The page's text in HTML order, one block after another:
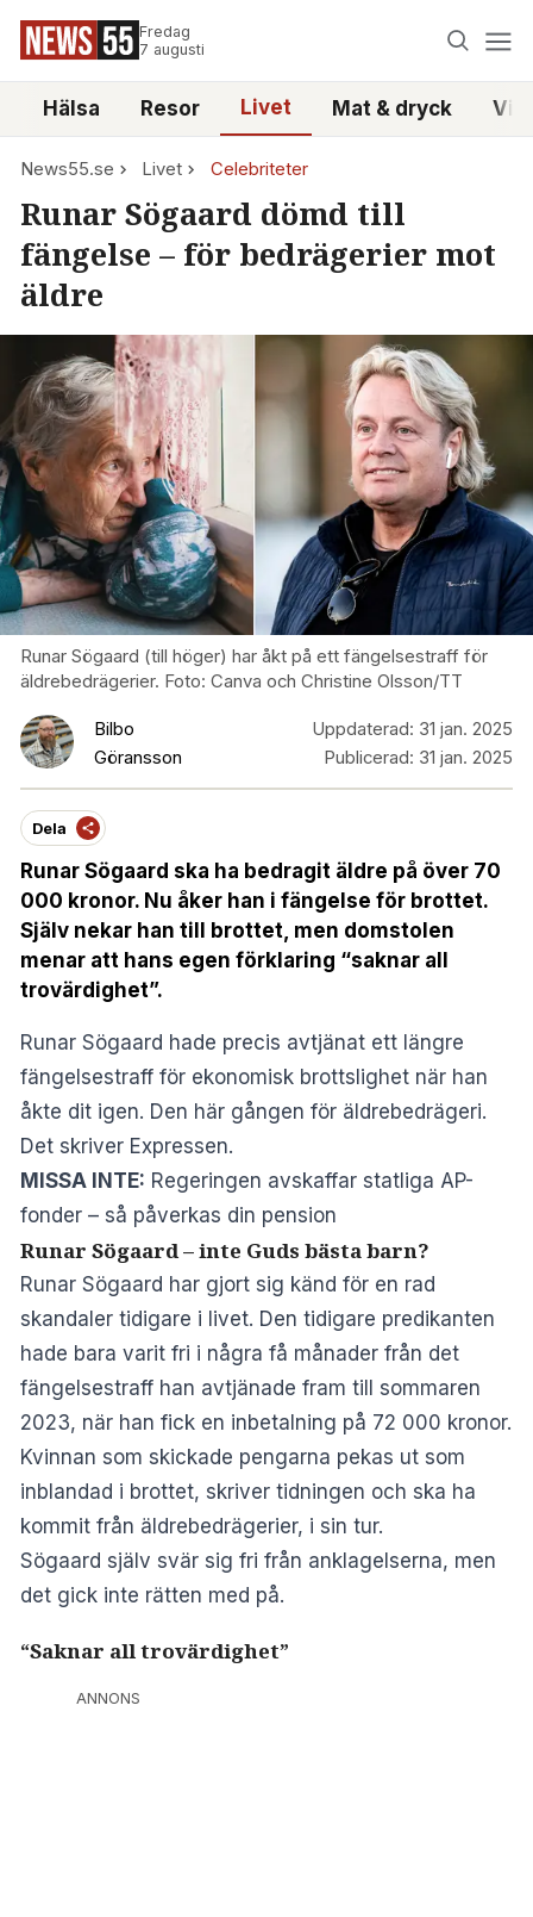
Fredag
7 augusti
Hälsa Resor Livet Mat & dryck
News55.se Livet Celebriteter
Runar Sögaard dömd till
fängelse – för bedrägerier mot
äldre
Runar Sögaard (till höger) har åkt på ett fängelsestraff för
äldrebedrägerier. Foto: Canva och Christine Olsson/TT
Bilbo
Göransson
Uppdaterad: 31 jan. 2025
Publicerad: 31 jan. 2025
Dela
Runar Sögaard ska ha bedragit äldre på över 70
000 kronor. Nu åker han i fängelse för brottet.
Själv nekar han till brottet, men domstolen
menar att hans egen förklaring “saknar all
trovärdighet”.
Runar Sögaard hade precis avtjänat ett längre
fängelsestraff för ekonomisk brottslighet när han
åkte dit igen. Den här gången för äldrebedrägeri.
Det skriver Expressen.
MISSA INTE: Regeringen avskaffar statliga AP-
fonder – så påverkas din pension
Runar Sögaard – inte Guds bästa barn?
Runar Sögaard har gjort sig känd för en rad
skandaler tidigare i livet. Den tidigare predikanten
hade bara varit fri i några få månader från det
fängelsestraff han avtjänade fram till sommaren
2023, när han fick en inbetalning på 72 000 kronor.
Kvinnan som skickade pengarna pekas ut som
inblandad i brottet, skriver tidningen och ska ha
kommit från äldrebedrägerier, i sin tur.
Sögaard själv svär sig fri från anklagelserna, men
det gick inte rätten med på.
“Saknar all trovärdighet”
ANNONS